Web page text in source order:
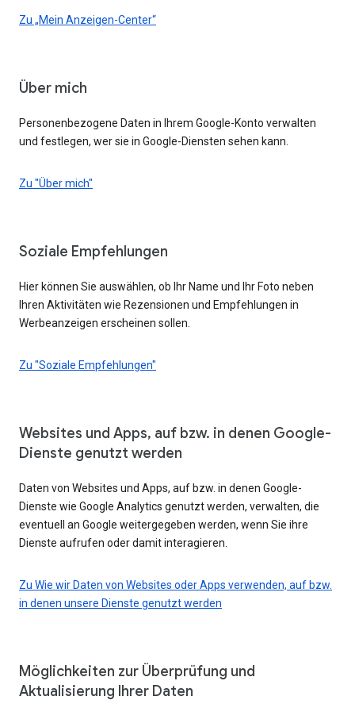
Zu „Mein Anzeigen-Center“
Über mich
Personenbezogene Daten in Ihrem Google-Konto verwalten
und festlegen, wer sie in Google-Diensten sehen kann.
Zu "Über mich"
Soziale Empfehlungen
Hier können Sie auswählen, ob Ihr Name und Ihr Foto neben
Ihren Aktivitäten wie Rezensionen und Empfehlungen in
Werbeanzeigen erscheinen sollen.
Zu "Soziale Empfehlungen"
Websites und Apps, auf bzw. in denen Google-
Dienste genutzt werden
Daten von Websites und Apps, auf bzw. in denen Google-
Dienste wie Google Analytics genutzt werden, verwalten, die
eventuell an Google weitergegeben werden, wenn Sie ihre
Dienste aufrufen oder damit interagieren.
Zu Wie wir Daten von Websites oder Apps verwenden, auf bzw.
in denen unsere Dienste genutzt werden
Möglichkeiten zur Überprüfung und
Aktualisierung Ihrer Daten